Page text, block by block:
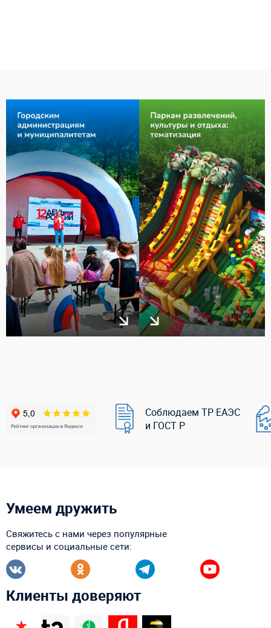
Соблюдаем ТР ЕАЭС
и ГОСТ Р
Умеем дружить
Свяжитесь с нами через популярные
сервисы и социальные сети:
Клиенты доверяют